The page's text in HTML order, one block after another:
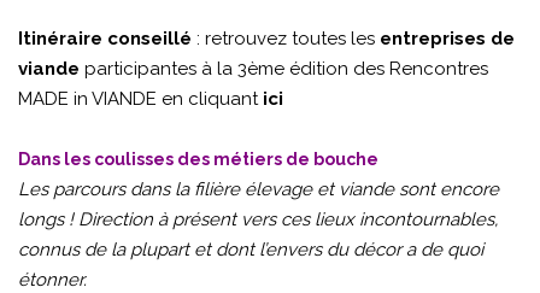
Itinéraire conseillé : retrouvez toutes les entreprises de
viande participantes à la 3ème édition des Rencontres
MADE in VIANDE en cliquant ici
Dans les coulisses des métiers de bouche
Les parcours dans la filière élevage et viande sont encore
longs ! Direction à présent vers ces lieux incontournables,
connus de la plupart et dont l’envers du décor a de quoi
étonner.